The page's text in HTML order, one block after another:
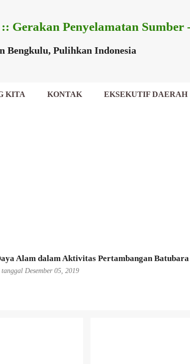
Gerakan Penyelamatan Sumber
Bengkulu, Pulihkan Indonesia
KITA KONTAK EKSEKUTIF DAERAH
Alam dalam Aktivitas Pertambangan
tanggal Desember 05, 2019